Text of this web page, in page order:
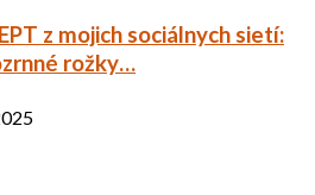
z mojich sociálnych sietí:
rožky…